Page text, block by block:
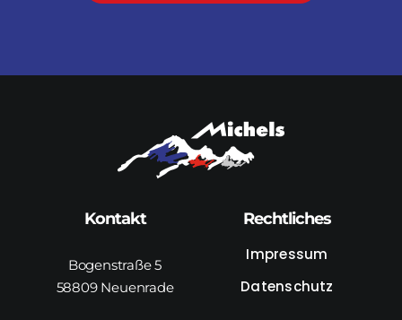
Kontakt
Bogenstraße 5
58809 Neuenrade
Rechtliches
Impressum
Datenschutz